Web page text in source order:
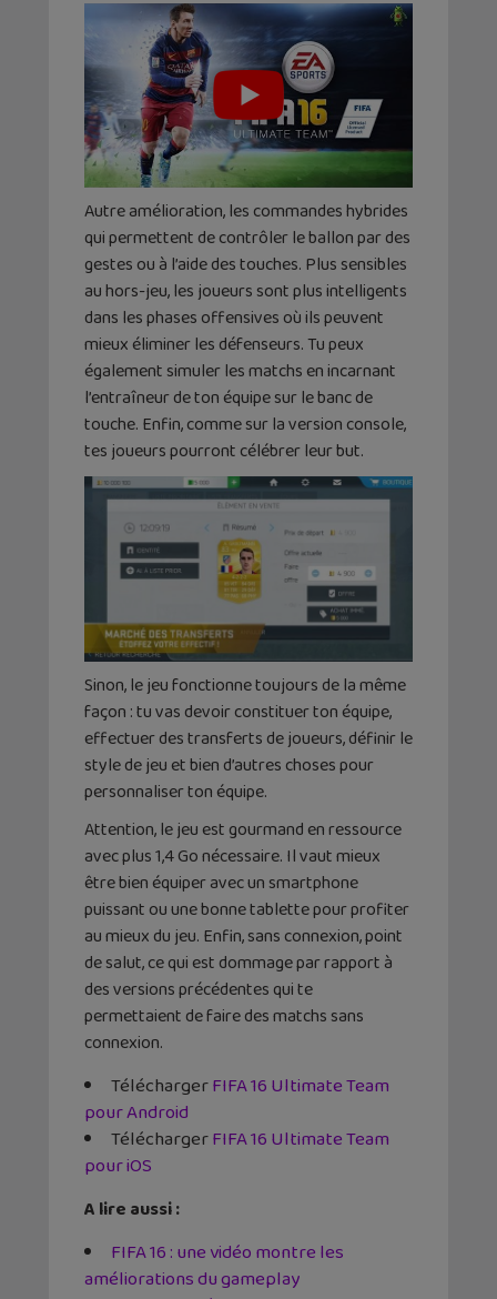
Autre amélioration, les commandes hybrides
qui permettent de contrôler le ballon par des
gestes ou à l’aide des touches. Plus sensibles
au hors-jeu, les joueurs sont plus intelligents
dans les phases offensives où ils peuvent
mieux éliminer les défenseurs. Tu peux
également simuler les matchs en incarnant
l’entraîneur de ton équipe sur le banc de
touche. Enfin, comme sur la version console,
tes joueurs pourront célébrer leur but.
Sinon, le jeu fonctionne toujours de la même
façon : tu vas devoir constituer ton équipe,
effectuer des transferts de joueurs, définir le
style de jeu et bien d’autres choses pour
personnaliser ton équipe.
Attention, le jeu est gourmand en ressource
avec plus 1,4 Go nécessaire. Il vaut mieux
être bien équiper avec un smartphone
puissant ou une bonne tablette pour profiter
au mieux du jeu. Enfin, sans connexion, point
de salut, ce qui est dommage par rapport à
des versions précédentes qui te
permettaient de faire des matchs sans
connexion.
TéléchargerFIFA 16 Ultimate Team
pour Android
TéléchargerFIFA 16 Ultimate Team
pour iOS
A lire aussi :
FIFA 16 : une vidéo montre les
améliorations du gameplay